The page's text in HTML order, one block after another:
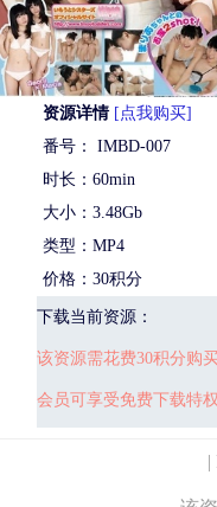
资源详情 [点我购买]
番号： IMBD-007
时长：60min
大小：3.48Gb
类型：MP4
价格：30积分
下载当前资源：
该资源需花费30积分购
会员可享受免费下载特权